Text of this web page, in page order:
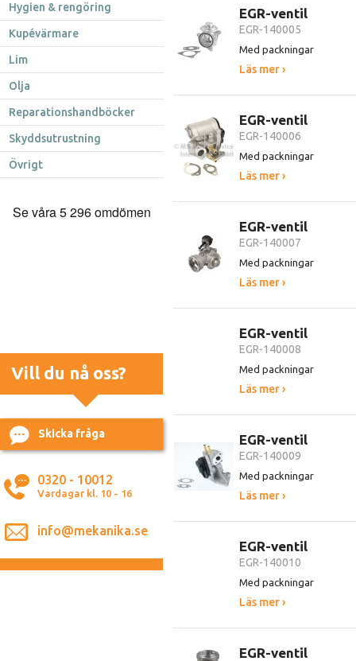
Hygien & rengöring
Kupévärmare
Lim
Olja
Reparationshandböcker
Skyddsutrustning
Övrigt
Vill du nå oss?
Skicka fråga
0320 - 10012
Vardagar kl. 10 - 16
info@mekanika.se
EGR-ventil
EGR-140005
Med packningar
Läs mer ›
EGR-ventil
EGR-140006
Med packningar
Läs mer ›
EGR-ventil
EGR-140007
Med packningar
Läs mer ›
EGR-ventil
EGR-140008
Med packningar
Läs mer ›
EGR-ventil
EGR-140009
Med packningar
Läs mer ›
EGR-ventil
EGR-140010
Med packningar
Läs mer ›
EGR-ventil